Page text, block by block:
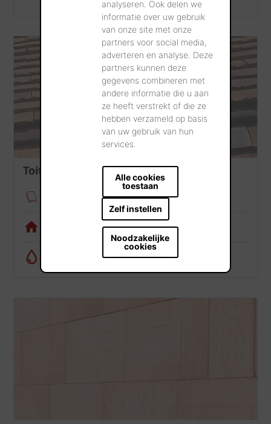
analyseren. Ook delen we
informatie over uw gebruik
van onze site met onze
partners voor social media,
adverteren en analyse. Deze
partners kunnen deze
gegevens combineren met
andere informatie die u aan
ze heeft verstrekt of die ze
hebben verzameld op basis
van uw gebruik van hun
services.
Alle cookies
toestaan
Zelf instellen
Noodzakelijke
cookies
Toiture
Fixation des tuiles
Appli de visualisation
Calculatrice de récupération d’eau